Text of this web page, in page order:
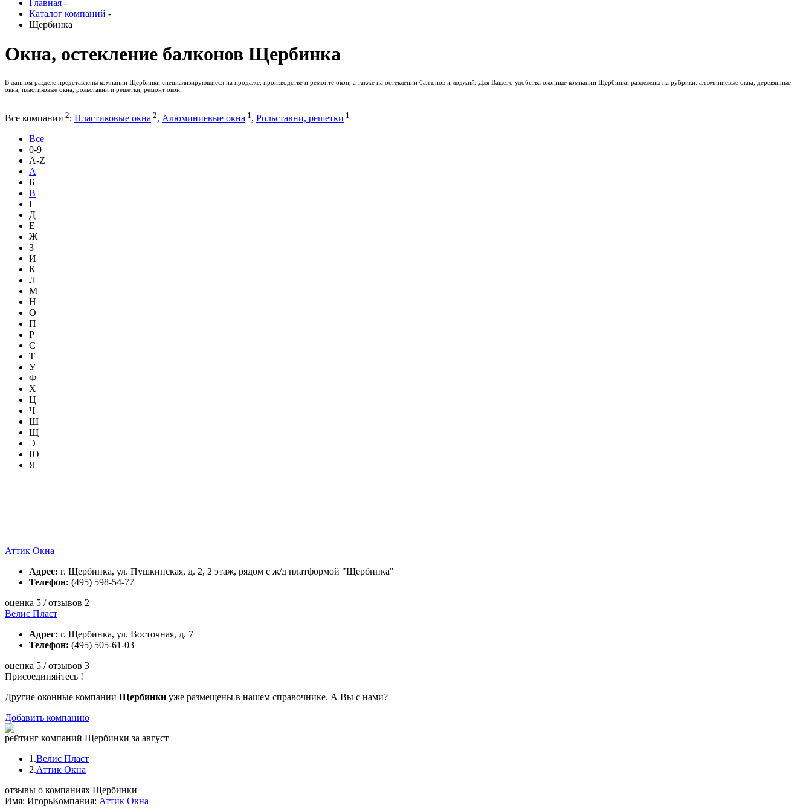
Главная -
Каталог компаний -
Щербинка
Окна, остекление балконов Щербинка
В данном разделе представлены компании Щербинки специализирующиеся на продаже, производстве и ремонте окон, а также на остеклении балконов и лоджий. Для Вашего удобства оконные компании Щербинки разделены на рубрики: алюминиевые окна, деревянные
окна, пластиковые окна, рольставни и решетки, ремонт окон.
Все компании 2: Пластиковые окна 2, Алюминиевые окна 1 , Рольставни, решетки 1
Все
0-9
A-Z
А
Б
В
Г
Д
Е
Ж
З
И
К
Л
М
Н
О
П
Р
С
Т
У
Ф
Х
Ц
Ч
Ш
Щ
Э
Ю
Я
Аттик Окна
Адрес: г. Щербинка, ул. Пушкинская, д. 2, 2 этаж, рядом с ж/д платформой "Щербинка"
Телефон: (495) 598-54-77
оценка 5 / отзывов 2
Велис Пласт
Адрес: г. Щербинка, ул. Восточная, д. 7
Телефон: (495) 505-61-03
оценка 5 / отзывов 3
Присоединяйтесь !
Другие оконные компании Щербинки уже размещены в нашем справочнике. А Вы с нами?
Добавить компанию
рейтинг компаний Щербинки за август
1.Велис Пласт
2.Аттик Окна
отзывы о компаниях Щербинки
Имя: ИгорьКомпания: Аттик Окна